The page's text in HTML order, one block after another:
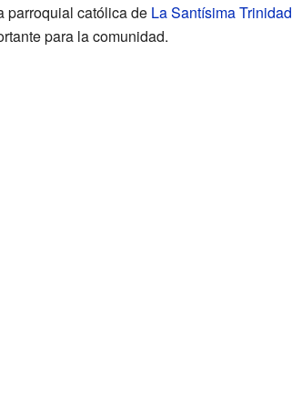
parroquial católica de La Santísima Trinidad
para la comunidad.